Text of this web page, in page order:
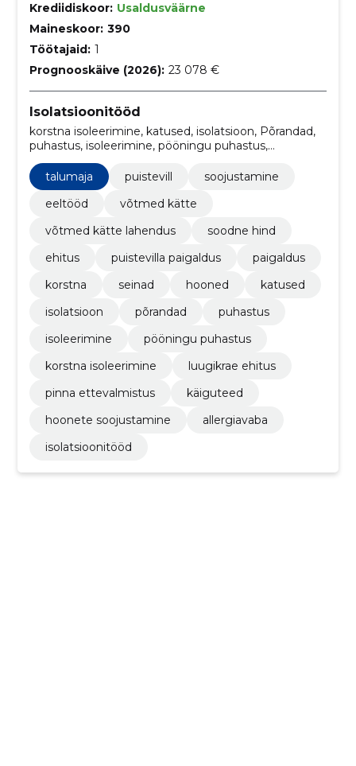
Krediidiskoor: Usaldusväärne
Maineskoor: 390
Töötajaid: 1
Prognooskäive (2026): 23 078 €
Isolatsioonitööd
korstna isoleerimine, katused, isolatsioon, Põrandad,
puhastus, isoleerimine, pööningu puhastus,
käiguteed, allergiavaba, hoonete soojustamine
talumaja
puistevill
soojustamine
eeltööd
võtmed kätte
võtmed kätte lahendus
soodne hind
ehitus
puistevilla paigaldus
paigaldus
korstna
seinad hooned
katused
isolatsioon
põrandad
puhastus
isoleerimine
pööningu puhastus
korstna isoleerimine
luugikrae ehitus
pinna ettevalmistus
käiguteed
hoonete soojustamine
allergiavaba
isolatsioonitööd